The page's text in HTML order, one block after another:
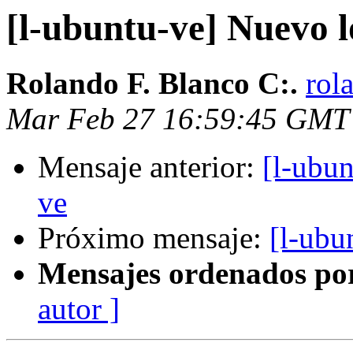
[l-ubuntu-ve] Nuevo
Rolando F. Blanco C:.
Mar Feb 27 16:59:45
Mensaje anterior: [l-
ve
Próximo mensaje: [l-
Mensajes ordenados
autor ]